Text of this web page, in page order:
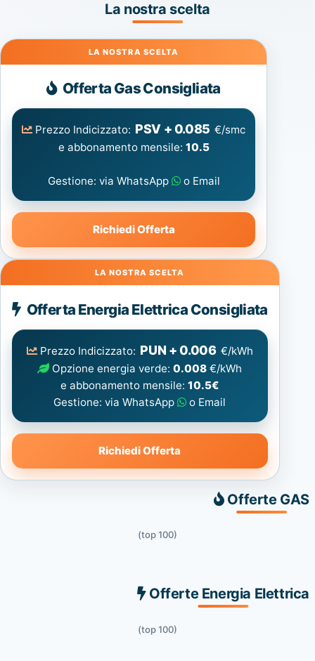
La nostra scelta
Gas
Offerta Gas Consigliata
Prezzo Indicizzato: PSV + 0.085 €/smc
e abbonamento mensile: 10.5
Gestione: via WhatsApp o Email
Richiedi Offerta
Energia
Elettrica
consigliata
Offerta Energia Elettrica Consigliata
Prezzo Indicizzato: PUN + 0.006 €/kWh
Opzione energia verde:0.008 €/kWh
e abbonamento mensile: 10.5€
Gestione: via WhatsApp
o Email
Richiedi Offerta
Offerte GAS
(top 100)
Offerte Energia Elettrica
(top 100)